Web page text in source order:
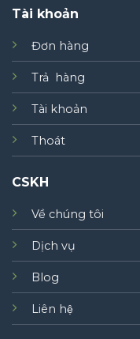
Tài khoản
Đơn hàng
Trả hàng
Tài khoản
Thoát
CSKH
Về chúng tôi
Dịch vụ
Blog
Liên hệ